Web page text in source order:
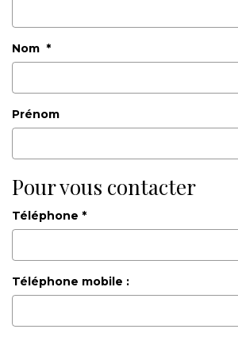
NOTRE AGENCE
Nom *
Prénom
Pour vous contacter
Téléphone *
Téléphone mobile :